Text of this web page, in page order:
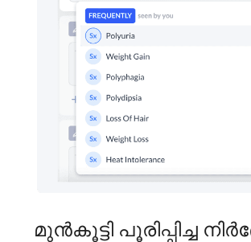
മുൻകൂട്ടി പൂരിപ്പിച്ച